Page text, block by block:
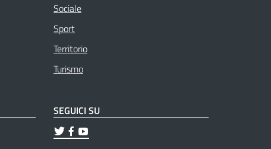
Sociale
Sport
Territorio
Turismo
SEGUICI SU